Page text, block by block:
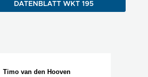
DATENBLATT WKT 195
Ansprechpartner
Timo van den Hooven